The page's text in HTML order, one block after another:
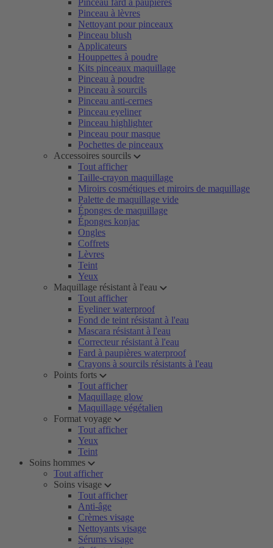
Pinceau fard à paupières
Pinceau à lèvres
Nettoyant pour pinceaux
Pinceau blush
Applicateurs
Houppettes à poudre
Kits pinceaux maquillage
Pinceau à poudre
Pinceau à sourcils
Pinceau anti-cernes
Pinceau eyeliner
Pinceau highlighter
Pinceau pour masque
Pochettes de pinceaux
Accessoires sourcils
Tout afficher
Taille-crayon maquillage
Miroirs cosmétiques et miroirs de maquillage
Palette de maquillage vide
Éponges de maquillage
Éponges konjac
Ongles
Coffrets
Lèvres
Teint
Yeux
Maquillage résistant à l'eau
Tout afficher
Eyeliner waterproof
Fond de teint résistant à l'eau
Mascara résistant à l'eau
Correcteur résistant à l'eau
Fard à paupières waterproof
Crayons à sourcils résistants à l'eau
Points forts
Tout afficher
Maquillage glow
Maquillage végétalien
Format voyage
Tout afficher
Yeux
Teint
Soins hommes
Tout afficher
Soins visage
Tout afficher
Anti-âge
Crèmes visage
Nettoyants visage
Sérums visage